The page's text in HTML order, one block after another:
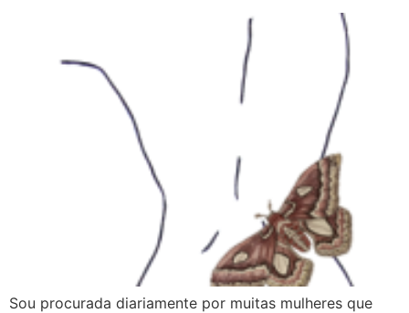
Sou procurada diariamente por muitas mulheres que